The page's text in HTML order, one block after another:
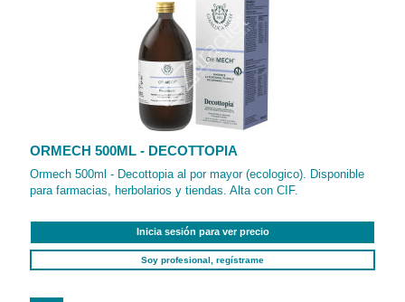
ORMECH 500ML - DECOTTOPIA
Ormech 500ml - Decottopia al por mayor (ecologico). Disponible
para farmacias, herbolarios y tiendas. Alta con CIF.
Inicia sesión para ver precio
Soy profesional, regístrame